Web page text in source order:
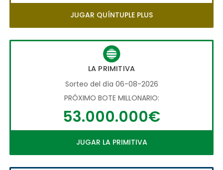
JUGAR QUÍNTUPLE PLUS
LA PRIMITIVA
Sorteo del día 06-08-2026
PRÓXIMO BOTE MILLONARIO:
53.000.000€
JUGAR LA PRIMITIVA